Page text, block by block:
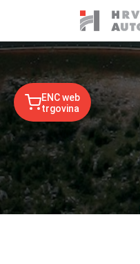
ENC web
trgovina